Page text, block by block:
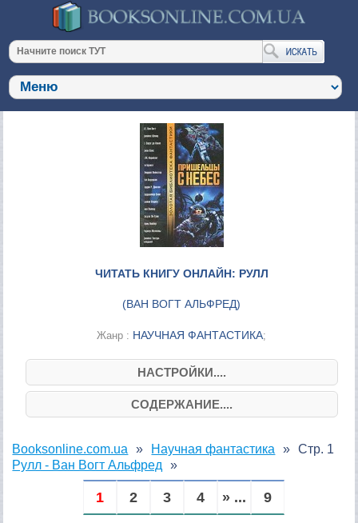
ЧИТАТЬ КНИГУ ОНЛАЙН: РУЛЛ
(ВАН ВОГТ АЛЬФРЕД)
Жанр : НАУЧНАЯ ФАНТАСТИКА;
НАСТРОЙКИ....
СОДЕРЖАНИЕ....
Booksonline.com.ua
Научная фантастика
Рулл - Ван Вогт Альфред
Стр. 1
1 2 3 4 » ... 9